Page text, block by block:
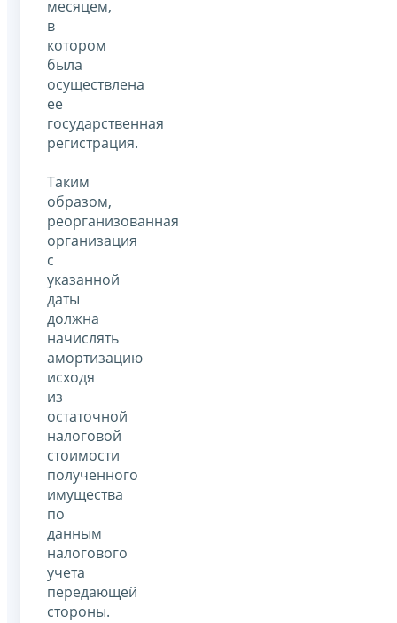
месяцем,
в
котором
была
осуществлена
ее
государственная
регистрация.
Таким
образом,
реорганизованная
организация
с
указанной
даты
должна
начислять
амортизацию
исходя
из
остаточной
налоговой
стоимости
полученного
имущества
по
данным
налогового
учета
передающей
стороны.